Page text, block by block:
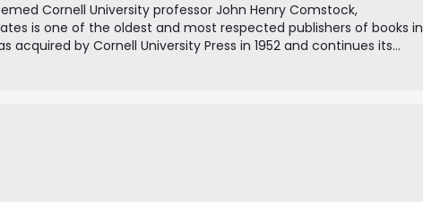
Cornell University professor John Henry Comstock,
is one of the oldest and most respected publishers of books in
acquired by Cornell University Press in 1952 and continues its
press focuses on publishing significant works in all areas of